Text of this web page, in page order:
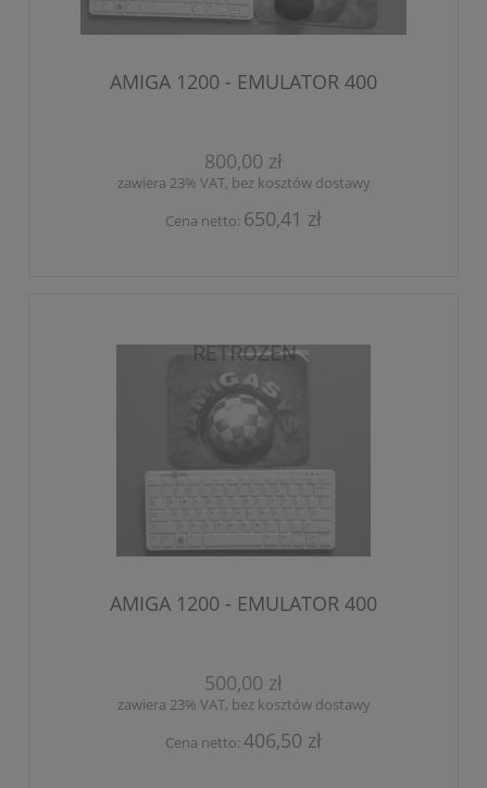
AMIGA 1200 - EMULATOR 400
800,00 zł
zawiera 23% VAT, bez kosztów dostawy
Cena netto: 650,41 zł
AMIGA 1200 - EMULATOR 400
500,00 zł
zawiera 23% VAT, bez kosztów dostawy
Cena netto: 406,50 zł